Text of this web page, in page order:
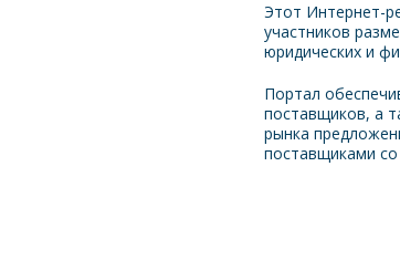
Этот Интернет-
участников
юридических и
Портал
поставщиков, а
рынка
поставщиками со